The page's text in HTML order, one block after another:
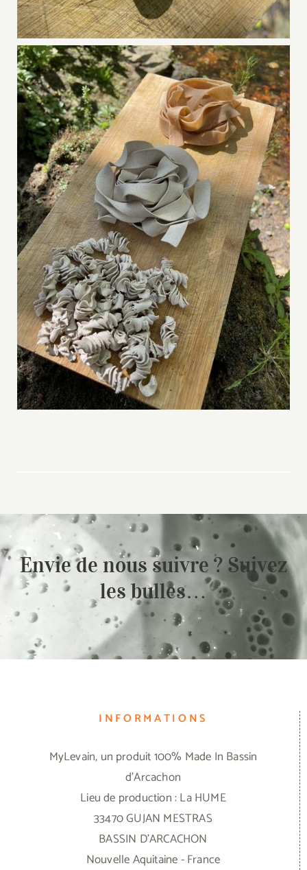
Envie de nous suivre ? Suivez
les bulles…
INFORMATIONS
MyLevain, un produit 100% Made In Bassin
d'Arcachon
Lieu de production : La HUME
33470 GUJAN MESTRAS
BASSIN D'ARCACHON
Nouvelle Aquitaine - France